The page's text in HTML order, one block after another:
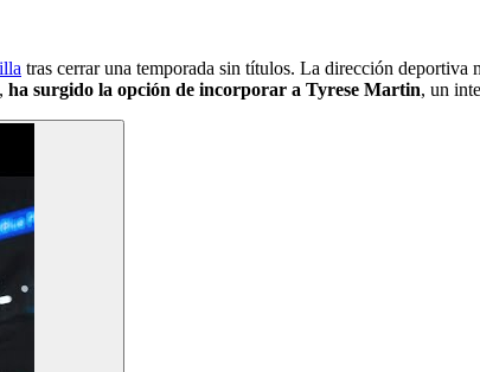
tras cerrar una temporada sin títulos. La dirección
ha surgido la opción de incorporar a Tyrese Martin, un